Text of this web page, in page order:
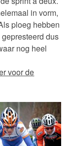
in vorm,
ploeg hebben
dus
nog heel
voor de